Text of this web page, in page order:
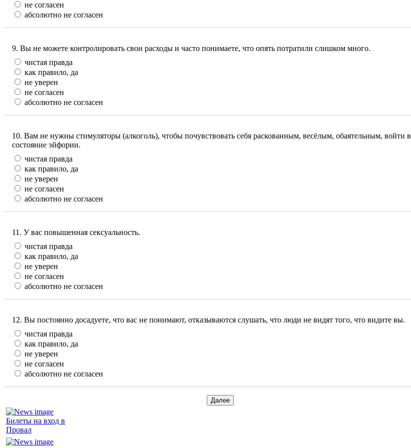
не согласен
абсолютно не согласен
9. Вы не можете контролировать свои расходы и часто понимаете, что опять потратили слишком много.
чистая правда
как правило, да
не уверен
не согласен
абсолютно не согласен
10. Вам не нужны стимуляторы (алкоголь), чтобы почувствовать себя раскованным, весёлым, обаятельным, войти в
состояние эйфории.
чистая правда
как правило, да
не уверен
не согласен
абсолютно не согласен
11. У вас повышенная сексуальность.
чистая правда
как правило, да
не уверен
не согласен
абсолютно не согласен
12. Вы постоянно досадуете, что вас не понимают, отказываются слушать, что люди не видят того, что видите вы.
чистая правда
как правило, да
не уверен
не согласен
абсолютно не согласен
Билеты на вход в
Провал